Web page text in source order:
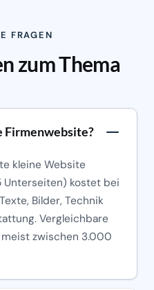
FRAGEN
zum Thema
Firmenwebsite?
kleine Website
Unterseiten) kostet bei
Bilder, Technik
Vergleichbare
zwischen 3.000